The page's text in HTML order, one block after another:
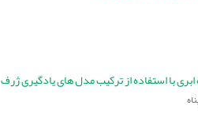
با استفاده از ترکیب مدل های یادگیری ژرف